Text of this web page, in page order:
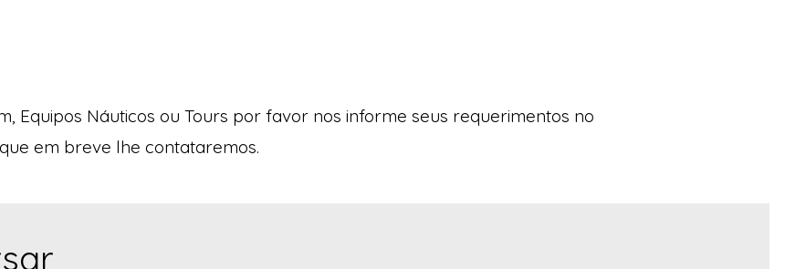
Equipos Náuticos ou Tours por favor nos informe seus requerimentos no
em breve lhe contataremos.